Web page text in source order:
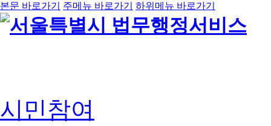
본문 바로가기 주메뉴 바로가기 하위메뉴 바로가기
시민참여